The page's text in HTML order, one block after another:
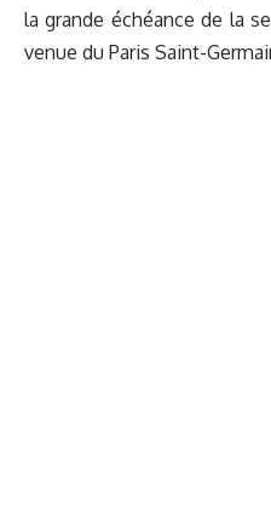
la grande échéance de la
venue du Paris Saint-